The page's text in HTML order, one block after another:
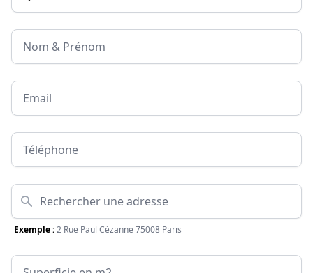
Nom & Prénom
Email
Téléphone
Adresse
Exemple :2 Rue Paul Cézanne 75008 Paris
Surface